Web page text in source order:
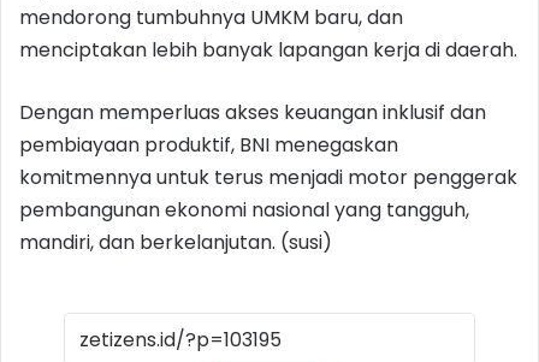
mendorong tumbuhnya UMKM baru, dan
menciptakan lebih banyak lapangan kerja di daerah.
Dengan memperluas akses keuangan inklusif dan
pembiayaan produktif, BNI menegaskan
komitmennya untuk terus menjadi motor penggerak
pembangunan ekonomi nasional yang tangguh,
mandiri, dan berkelanjutan. (susi)